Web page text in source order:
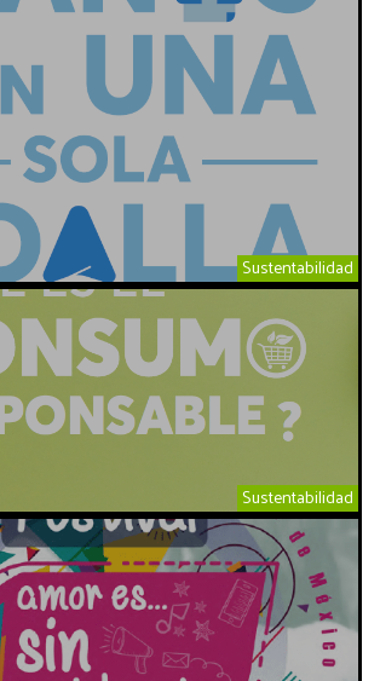
Sustentabilidad
Sustentabilidad